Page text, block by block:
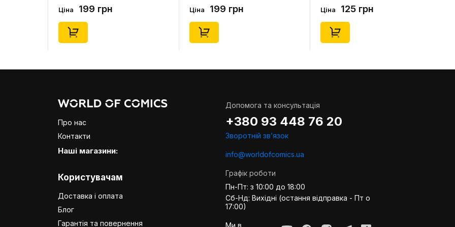
Ціна 199 грн Ціна 199 грн Ціна 125 грн
Про нас
Контакти
Наші магазини:
Користувачам
Доставка і оплата
Блог
Гарантія та повернення
Допомога та консультація
+380 93 448 76 20
Зворотній звʼязок
info@worldofcomics.ua
Графік роботи
Пн-Пт: з 10:00 до 18:00
Сб-Нд: Вихідні (остання відправка - Пт о
17:00)
Ми в